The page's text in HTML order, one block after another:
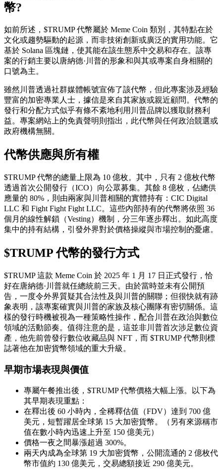
幣?
如前所述，$TRUMP 代幣屬於 Meme Coin 類別，其特點在於
文化或趨勢驅動的起源，而非技術創新或廣泛的實用功能。它
基於 Solana 區塊鏈，使其能在該生態系中交易和存在。該專
案的行銷主要以唐納德·川普的形象和與其或專案自身相關的
口號為主。
雖然川普透過社群媒體帳號宣佈了該代幣，但此專案涉及經驗
豐富的加密專業人士，據信是來自其家族或親近顧問。代幣的
發行和分配方式似乎有條不紊地利用川普品牌以獲取財務利
益。專案網站上的免責聲明則指出，此代幣與任何政治競選或
政府機構無關。
代幣供應與所有權
$TRUMP 代幣的總量上限為 10 億枚。其中，只有 2 億枚代幣
透過首次公開發行（ICO）向公眾募集。其餘 8 億枚，佔總供
應量的 80%，則由兩家與川普相關的實體持有：CIC Digital
LLC 和 Fight Fight Fight LLC。這些內部持有的代幣將依照 36
個月的線性解鎖（Vesting）機制，分三年逐步釋出。如此高度
集中的持有結構，引發外界對於價格操縱與市場控制的憂慮。
$TRUMP 代幣的發行方式
$TRUMP 這款 Meme Coin 於 2025 年 1 月 17 日正式發行，恰
好在唐納德·川普就任總統前三天。由於當時並未有公開預
告，一度令外界質疑其合法性及與川普的關聯；但很快就有跡
象表明，該專案確實與川普的家族及核心團隊有密切關係。這
樣的發行時機被視為一種策略性操作，配合川普在政治與數位
領域的活動節奏。值得注意的是，這並非川普首次涉足數位資
產，他先前曾發行數位收藏品與 NFT，而 $TRUMP 代幣則標
誌著他在加密貨幣領域的重大升級。
早期市場表現與價值
專屬午餐推出後，$TRUMP 代幣價格大幅上漲。以下為
其早期表現重點：
在釋出後 60 小時內，全稀釋估值（FDV）達到 700 億
美元，短暫躍居全球第 15 大加密貨幣。（另有來源稱市
值在數小時內迅速上升至 150 億美元）
價格一夜之間暴漲超過 300%。
兩天內成為全球第 19 大加密貨幣，公開流通的 2 億枚代
幣市值約 130 億美元，交易總額接近 290 億美元。